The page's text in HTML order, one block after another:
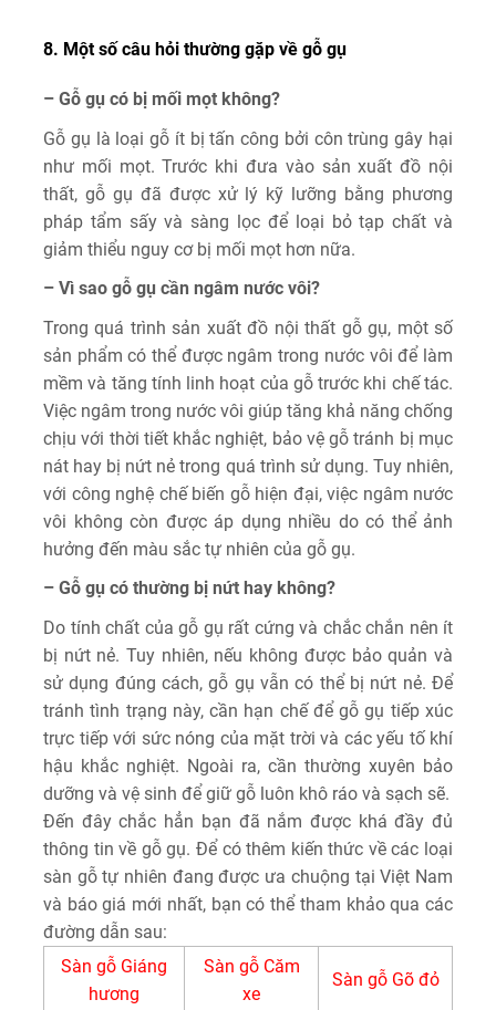
8. Một số câu hỏi thường gặp về gỗ gụ
– Gỗ gụ có bị mối mọt không?
Gỗ gụ là loại gỗ ít bị tấn công bởi côn trùng gây hại
như mối mọt. Trước khi đưa vào sản xuất đồ nội
thất, gỗ gụ đã được xử lý kỹ lưỡng bằng phương
pháp tẩm sấy và sàng lọc để loại bỏ tạp chất và
giảm thiểu nguy cơ bị mối mọt hơn nữa.
– Vì sao gỗ gụ cần ngâm nước vôi?
Trong quá trình sản xuất đồ nội thất gỗ gụ, một số
sản phẩm có thể được ngâm trong nước vôi để làm
mềm và tăng tính linh hoạt của gỗ trước khi chế tác.
Việc ngâm trong nước vôi giúp tăng khả năng chống
chịu với thời tiết khắc nghiệt, bảo vệ gỗ tránh bị mục
nát hay bị nứt nẻ trong quá trình sử dụng. Tuy nhiên,
với công nghệ chế biến gỗ hiện đại, việc ngâm nước
vôi không còn được áp dụng nhiều do có thể ảnh
hưởng đến màu sắc tự nhiên của gỗ gụ.
– Gỗ gụ có thường bị nứt hay không?
Do tính chất của gỗ gụ rất cứng và chắc chắn nên ít
bị nứt nẻ. Tuy nhiên, nếu không được bảo quản và
sử dụng đúng cách, gỗ gụ vẫn có thể bị nứt nẻ. Để
tránh tình trạng này, cần hạn chế để gỗ gụ tiếp xúc
trực tiếp với sức nóng của mặt trời và các yếu tố khí
hậu khắc nghiệt. Ngoài ra, cần thường xuyên bảo
dưỡng và vệ sinh để giữ gỗ luôn khô ráo và sạch sẽ.
Đến đây chắc hẳn bạn đã nắm được khá đầy đủ
thông tin về gỗ gụ. Để có thêm kiến thức về các loại
sàn gỗ tự nhiên đang được ưa chuộng tại Việt Nam
và báo giá mới nhất, bạn có thể tham khảo qua các
đường dẫn sau:
Sàn gỗ Giáng
hương
Sàn gỗ Căm
xe
Sàn gỗ Gõ đỏ